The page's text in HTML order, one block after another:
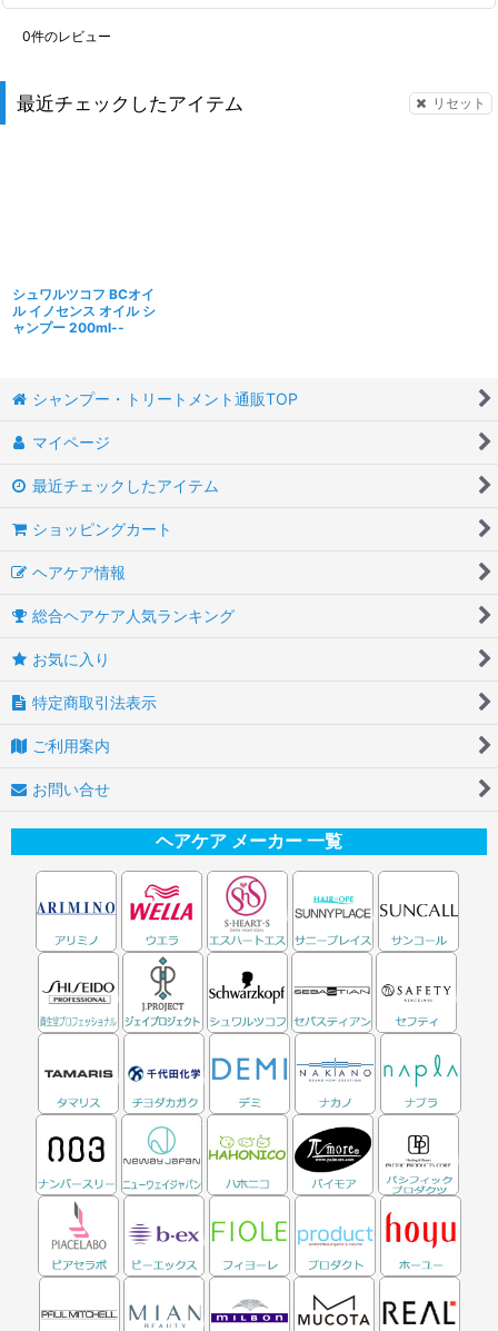
0件のレビュー
最近チェックしたアイテム リセット
シュワルツコフ BCオイ
ル イノセンス オイル シ
ャンプー 200ml--
シャンプー・トリートメント通販TOP
マイページ
最近チェックしたアイテム
ショッピングカート
ヘアケア情報
総合ヘアケア人気ランキング
お気に入り
特定商取引法表示
ご利用案内
お問い合せ
ヘアケア メーカー 一覧